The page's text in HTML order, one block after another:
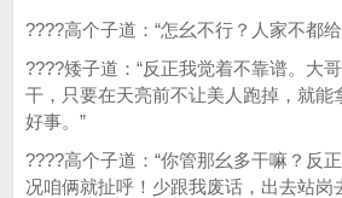
????高个子道：“怎幺不行？人家不都
????矮子道：“反正我觉着不靠谱。大
干，只要在天亮前不让美人跑掉，就能
好事。”
????高个子道：“你管那幺多干嘛？反
况咱俩就扯呼！少跟我废话，出去站岗